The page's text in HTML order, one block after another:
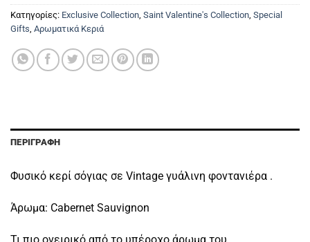
Κατηγορίες: Exclusive Collection, Saint Valentine's Collection, Special
Gifts, Αρωματικά Κεριά
ΠΕΡΙΓΡΑΦΉ
Φυσικό κερί σόγιας σε Vintage γυάλινη φοντανιέρα .
Άρωμα: Cabernet Sauvignon